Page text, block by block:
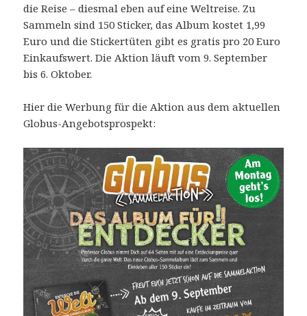
die Reise – diesmal eben auf eine Weltreise. Zu
Sammeln sind 150 Sticker, das Album kostet 1,99
Euro und die Stickertüten gibt es gratis pro 20 Euro
Einkaufswert. Die Aktion läuft vom 9. September
bis 6. Oktober.
Hier die Werbung für die Aktion aus dem aktuellen
Globus-Angebotsprospekt: